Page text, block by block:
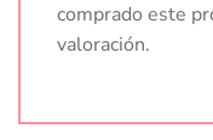
comprado este
valoración.